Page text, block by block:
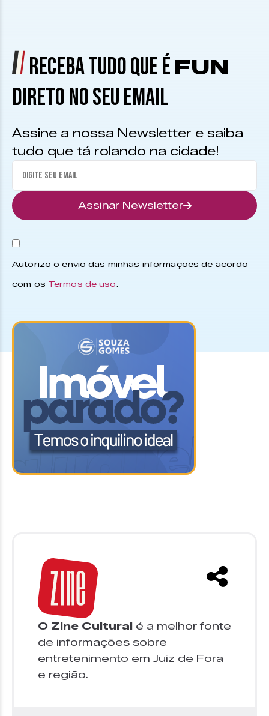
RECEBA TUDO QUE É FUN
DIRETO NO SEU EMAIL
Assine a nossa Newsletter e saiba
tudo que tá rolando na cidade!
Assinar Newsletter
Autorizo o envio das minhas informações de acordo
com os Termos de uso.
O Zine Cultural é a melhor fonte
de informações sobre
entretenimento em Juiz de Fora
e região.